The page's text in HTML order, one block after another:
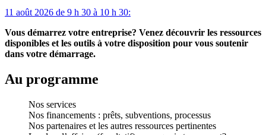
11 août 2026 de 9 h 30 à 10 h 30:
Vous démarrez votre entreprise? Venez découvrir les ressources
disponibles et les outils à votre disposition pour vous soutenir
dans votre démarrage.
Au programme
Nos services
Nos financements : prêts, subventions, processus
Nos partenaires et les autres ressources pertinentes